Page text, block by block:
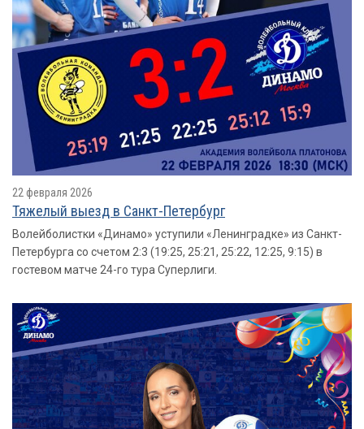
22 февраля 2026
Тяжелый выезд в Санкт-Петербург
Волейболистки «Динамо» уступили «Ленинградке» из Санкт-
Петербурга со счетом 2:3 (19:25, 25:21, 25:22, 12:25, 9:15) в
гостевом матче 24-го тура Суперлиги.